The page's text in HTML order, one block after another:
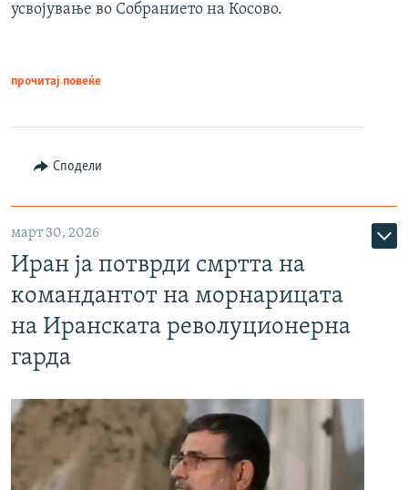
усвојување во Собранието на Косово.
прочитај повеќе
Сподели
март 30, 2026
Иран ја потврди смртта на
командантот на морнарицата
на Иранската револуционерна
гарда